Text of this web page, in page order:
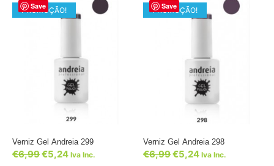
Save
PROMOÇÃO!
Verniz Gel Andreia 299
€6,99€5,24 Iva Inc.
Save
PROMOÇÃO!
Verniz Gel Andreia 298
€6,99€5,24 Iva Inc.